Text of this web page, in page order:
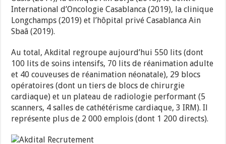
International d’Oncologie Casablanca (2019), la clinique
Longchamps (2019) et l’hôpital privé Casablanca Ain
Sbaâ (2019).
Au total, Akdital regroupe aujourd’hui 550 lits (dont
100 lits de soins intensifs, 70 lits de réanimation adulte
et 40 couveuses de réanimation néonatale), 29 blocs
opératoires (dont un tiers de blocs de chirurgie
cardiaque) et un plateau de radiologie performant (5
scanners, 4 salles de cathétérisme cardiaque, 3 IRM). Il
représente plus de 2 000 emplois (dont 1 200 directs).